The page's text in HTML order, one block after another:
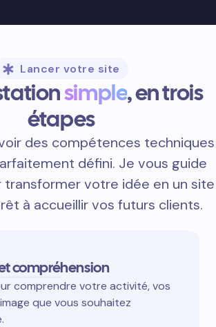
Lancer votre site
simple, en trois
étapes
des compétences techniques
défini. Je vous guide
transformer votre idée en un site
à accueillir vos futurs clients.
compréhension
comprendre votre activité, vos
que vous souhaitez